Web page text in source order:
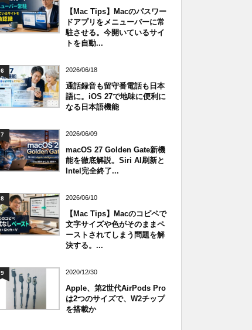
【Mac Tips】Macのパスワー
ドアプリをメニューバーに常
駐させる。今開いているサイ
トを自動...
6 2026/06/18
通話録音も留守番電話も日本
語に。iOS 27で地味に便利に
なる日本語機能
7 2026/06/09
macOS 27 Golden Gate新機
能を徹底解説。Siri AI刷新と
Intel完全終了...
8 2026/06/10
【Mac Tips】Macのコピペで
文字サイズや色がそのままペ
ーストされてしまう問題を解
決する。...
9 2020/12/30
Apple、第2世代AirPods Pro
は2つのサイズで、W2チップ
を搭載か